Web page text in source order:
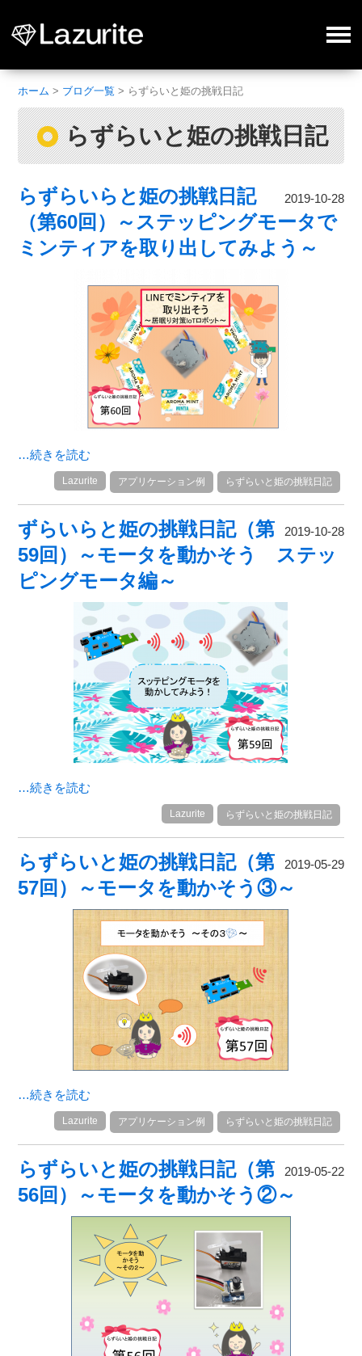
ホーム > ブログ一覧 > らずらいと姫の挑戦日記
らずらいと姫の挑戦日記
2019-10-28
らずらいらと姫の挑戦日記
（第60回）～ステッピングモータで
ミンティアを取り出してみよう～
…続きを読む
らずらいと姫の挑戦日記
アプリケーション例
Lazurite
2019-10-28
ずらいらと姫の挑戦日記（第
59回）～モータを動かそう ステッ
ピングモータ編～
…続きを読む
らずらいと姫の挑戦日記
Lazurite
2019-05-29
らずらいと姫の挑戦日記（第
57回）～モータを動かそう③～
…続きを読む
らずらいと姫の挑戦日記
アプリケーション例
Lazurite
2019-05-22
らずらいと姫の挑戦日記（第
56回）～モータを動かそう②～